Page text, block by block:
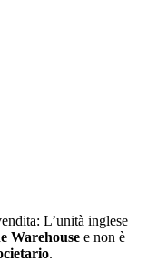
L’unità inglese
Warehouse e non è
.